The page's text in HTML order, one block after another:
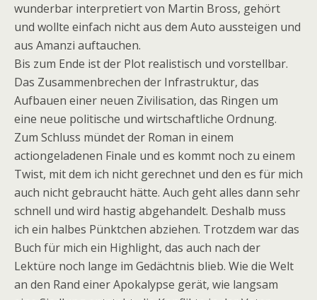
wunderbar interpretiert von Martin Bross, gehört
und wollte einfach nicht aus dem Auto aussteigen und
aus Amanzi auftauchen.
Bis zum Ende ist der Plot realistisch und vorstellbar.
Das Zusammenbrechen der Infrastruktur, das
Aufbauen einer neuen Zivilisation, das Ringen um
eine neue politische und wirtschaftliche Ordnung.
Zum Schluss mündet der Roman in einem
actiongeladenen Finale und es kommt noch zu einem
Twist, mit dem ich nicht gerechnet und den es für mich
auch nicht gebraucht hätte. Auch geht alles dann sehr
schnell und wird hastig abgehandelt. Deshalb muss
ich ein halbes Pünktchen abziehen. Trotzdem war das
Buch für mich ein Highlight, das auch nach der
Lektüre noch lange im Gedächtnis blieb. Wie die Welt
an den Rand einer Apokalypse gerät, wie langsam